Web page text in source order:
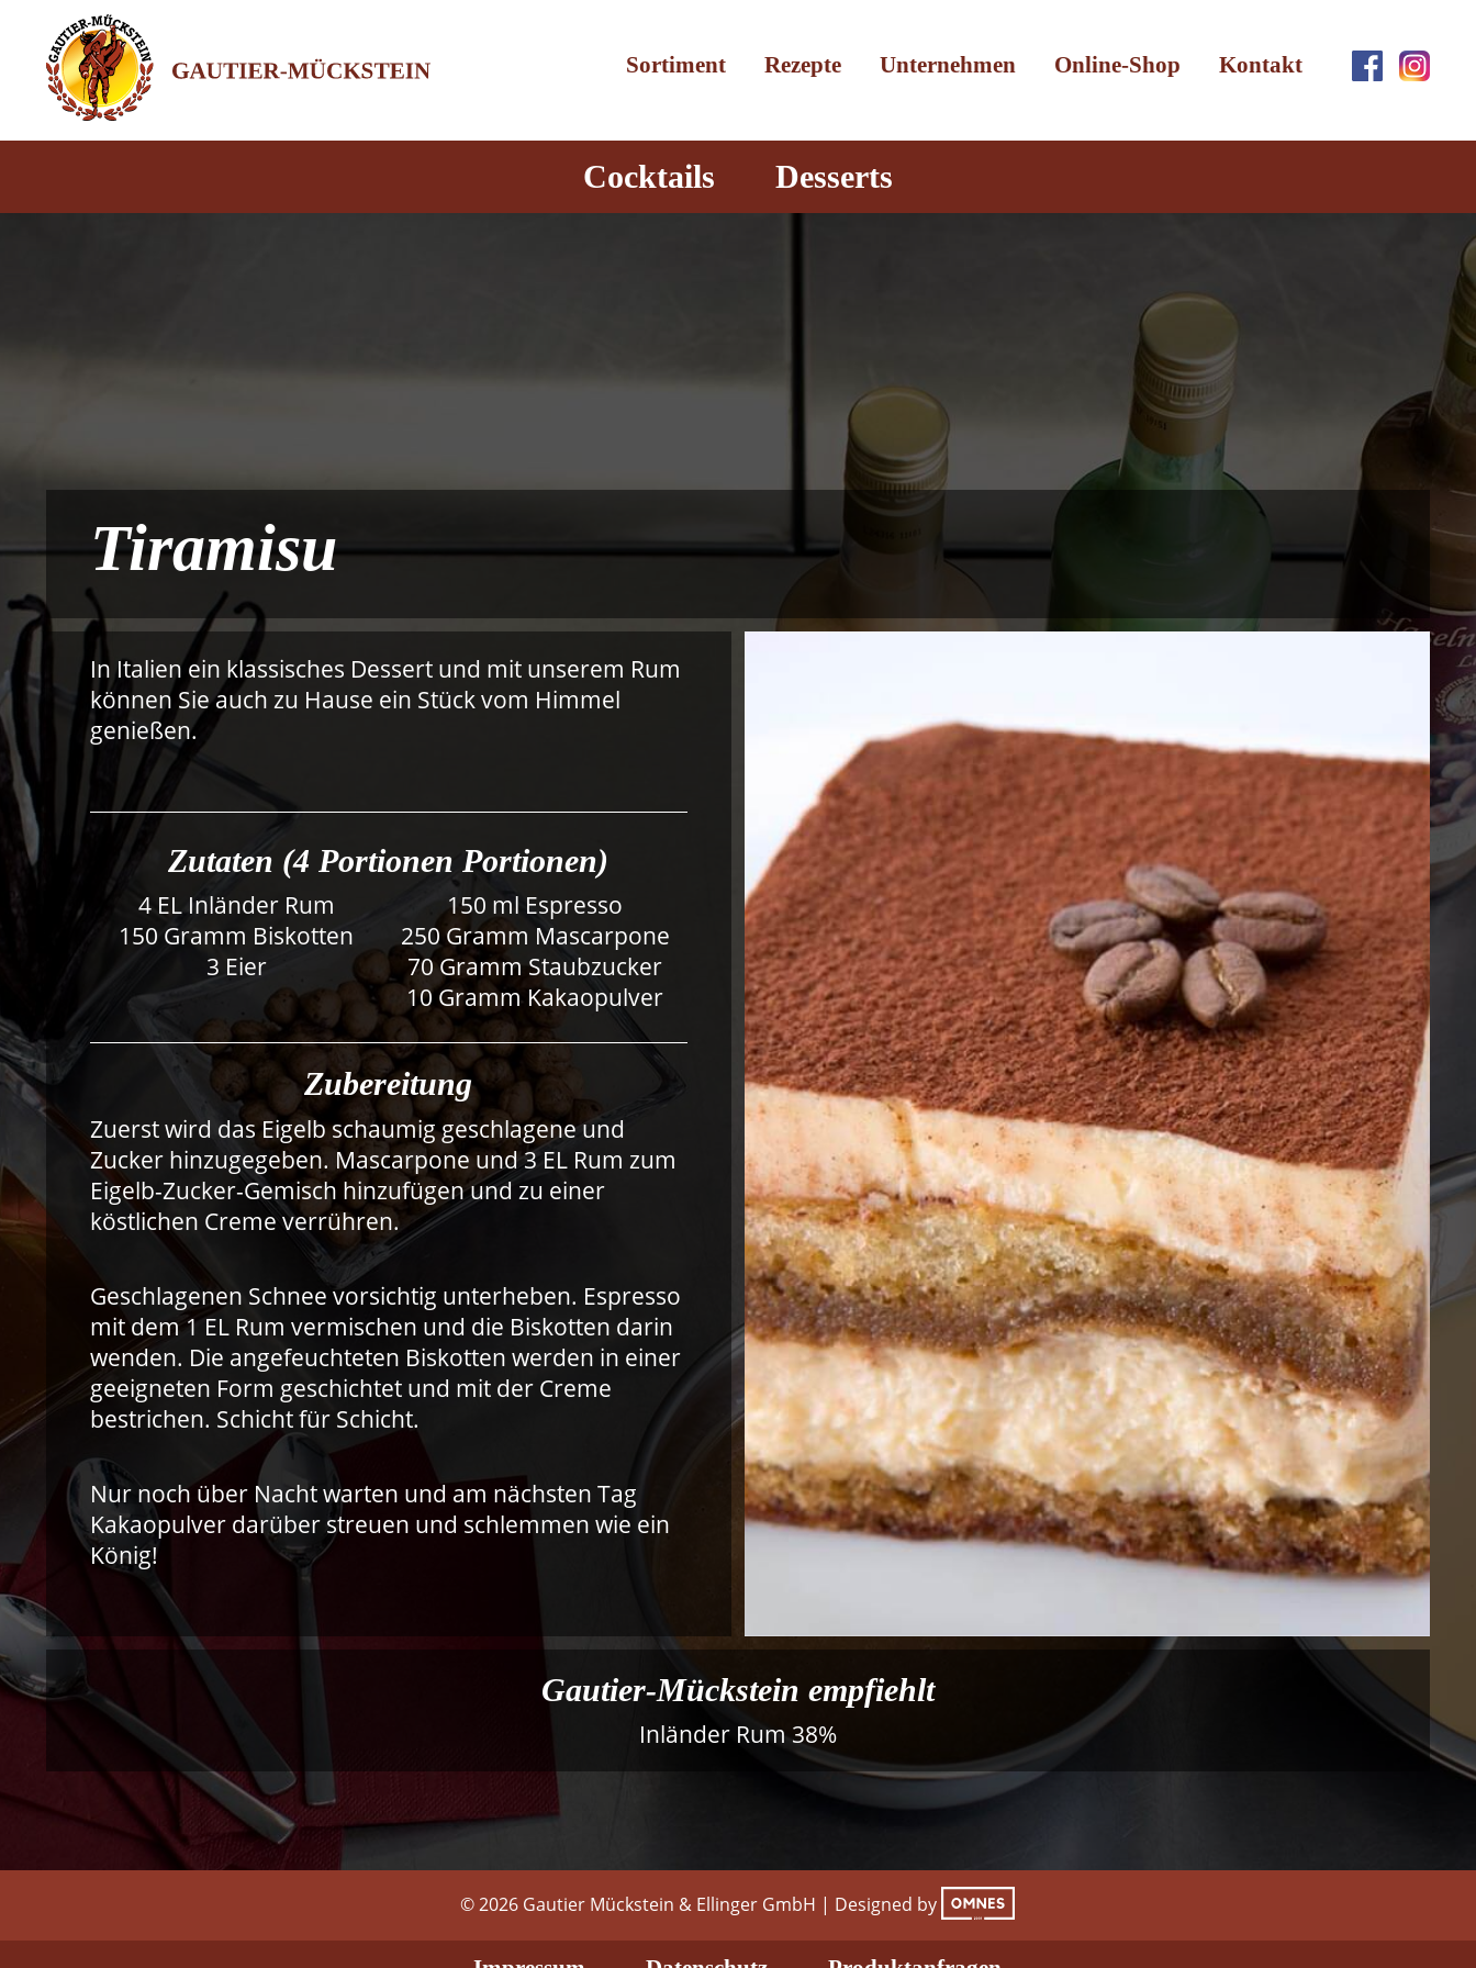
Sortiment Rezepte Unternehmen Online-Shop Kontakt
Cocktails Desserts
Tiramisu
In Italien ein klassisches Dessert und mit unserem Rum
können Sie auch zu Hause ein Stück vom Himmel
genießen.
Zutaten (4 Portionen Portionen)
4 EL Inländer Rum
150 Gramm Biskotten
3 Eier
150 ml Espresso
250 Gramm Mascarpone
70 Gramm Staubzucker
10 Gramm Kakaopulver
Zubereitung
Zuerst wird das Eigelb schaumig geschlagene und
Zucker hinzugegeben. Mascarpone und 3 EL Rum zum
Eigelb-Zucker-Gemisch hinzufügen und zu einer
köstlichen Creme verrühren.
Geschlagenen Schnee vorsichtig unterheben. Espresso
mit dem 1 EL Rum vermischen und die Biskotten darin
wenden. Die angefeuchteten Biskotten werden in einer
geeigneten Form geschichtet und mit der Creme
bestrichen. Schicht für Schicht.
Nur noch über Nacht warten und am nächsten Tag
Kakaopulver darüber streuen und schlemmen wie ein
König!
Gautier-Mückstein empfiehlt
Inländer Rum 38%
© 2026 Gautier Mückstein & Ellinger GmbH | Designed by